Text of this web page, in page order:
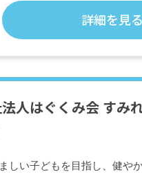
詳細を見る
人はぐくみ会 すみ
しい子どもを目指し、健や